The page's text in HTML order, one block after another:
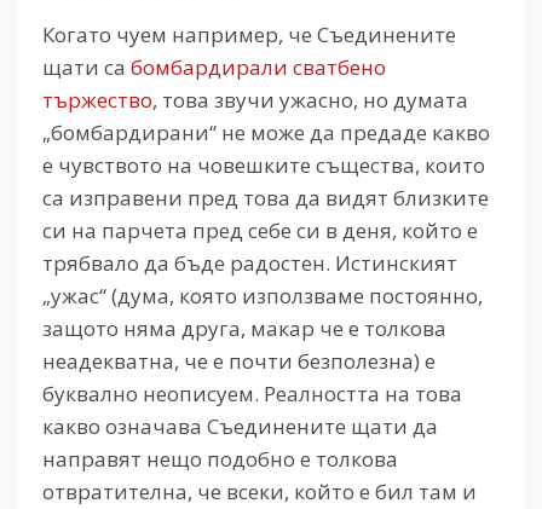
Когато чуем например, че Съединените
щати са бомбардирали сватбено
тържество, това звучи ужасно, но думата
„бомбардирани“ не може да предаде какво
е чувството на човешките същества, които
са изправени пред това да видят близките
си на парчета пред себе си в деня, който е
трябвало да бъде радостен. Истинският
„ужас“ (дума, която използваме постоянно,
защото няма друга, макар че е толкова
неадекватна, че е почти безполезна) е
буквално неописуем. Реалността на това
какво означава Съединените щати да
направят нещо подобно е толкова
отвратителна, че всеки, който е бил там и